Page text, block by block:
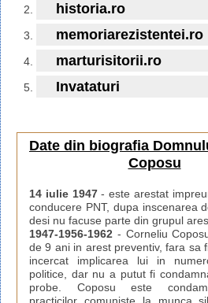
historia.ro
memoriarezistentei.ro
marturisitorii.ro
Invataturi
Date din biografia
Coposu
14 iulie 1947- este arestat
conducere PNT, dupa inscenarea
desi nu facuse parte din grupul
1947-1956-1962 - Corneliu
de 9 ani in arest preventiv, fara sa
incercat implicarea lui in
politice, dar nu a putut fi
probe. Coposu este